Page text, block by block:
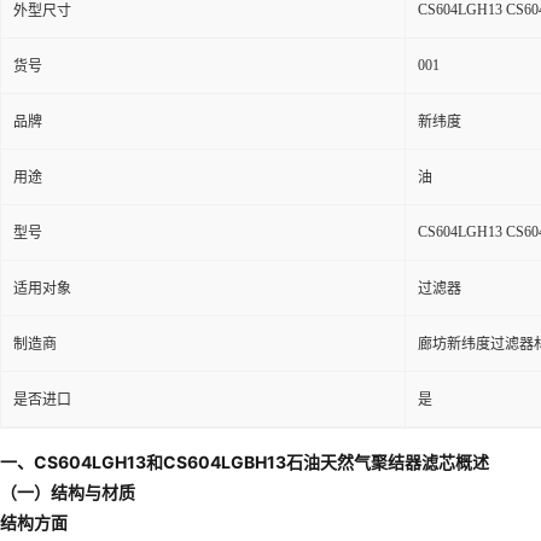
外型尺寸 CS604LGH13
货号 001
品牌 新纬度
用途 油
型号 CS604LGH13
适用对象 过滤器
制造商 廊坊新纬度过滤器
是否进口 是
一、CS604LGH13和CS604LGBH13石油天然气聚结器滤芯概述
（一）结构与材质
结构方面